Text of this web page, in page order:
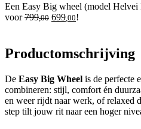
Een Easy Big wheel (model
voor799,00 Oorspronkelijke
799,00.
699 ,00Huidige
699,00.
!
Productomschrijving
De Easy Big Wheel is de perfecte
combineren: stijl, comfort én
en weer rijdt naar werk, of relaxed
step tilt jouw rit naar een hoger